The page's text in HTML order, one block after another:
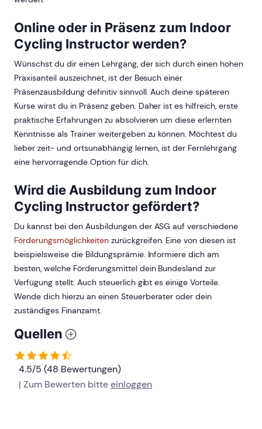
Online oder in Präsenz zum Indoor
Cycling Instructor werden?
Wünschst du dir einen Lehrgang, der sich durch einen hohen
Praxisanteil auszeichnet, ist der Besuch einer
Präsenzausbildung definitiv sinnvoll. Auch deine späteren
Kurse wirst du in Präsenz geben. Daher ist es hilfreich, erste
praktische Erfahrungen zu absolvieren um diese erlernten
Kenntnisse als Trainer weitergeben zu können. Möchtest du
lieber zeit- und ortsunabhängig lernen, ist der Fernlehrgang
eine hervorragende Option für dich.
Wird die Ausbildung zum Indoor
Cycling Instructor gefördert?
Du kannst bei den Ausbildungen der ASG auf verschiedene
Förderungsmöglichkeitenzurückgreifen. Eine von diesen ist
beispielsweise die Bildungsprämie. Informiere dich am
besten, welche Förderungsmittel dein Bundesland zur
Verfügung stellt. Auch steuerlich gibt es einige Vorteile.
Wende dich hierzu an einen Steuerberater oder dein
zuständiges Finanzamt.
Quellen
4.5/5 (48 Bewertungen)
| Zum Bewerten bitteeinloggen